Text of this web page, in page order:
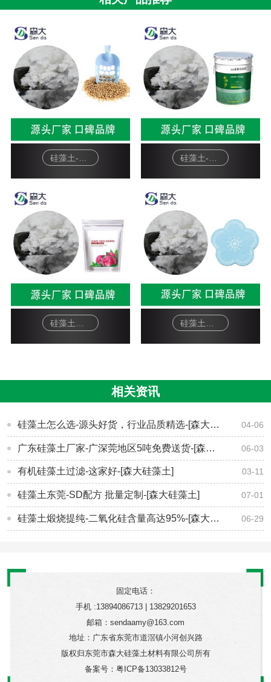
相关资讯
硅藻土怎么选-源头好货，行业品质精选-[森大硅藻土] 04-06
广东硅藻土厂家-广深莞地区5吨免费送货-[森大硅藻土] 06-03
有机硅藻土过滤-这家好-[森大硅藻土] 03-11
硅藻土东莞-SD配方 批量定制-[森大硅藻土] 07-01
硅藻土煅烧提纯-二氧化硅含量高达95%-[森大硅藻土] 06-29
固定电话：
手机 :13894086713 | 13829201653
邮箱：sendaamy@163.com
地址：广东省东莞市道滘镇小河创兴路
版权归东莞市森大硅藻土材料有限公司所有
备案号： 粤ICP备13033812号